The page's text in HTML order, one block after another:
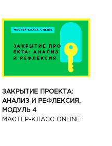
ЗАКРЫТИЕ ПРОЕКТА:
АНАЛИЗ И РЕФЛЕКСИЯ.
МОДУЛЬ 4
МАСТЕР-КЛАСС ONLINE